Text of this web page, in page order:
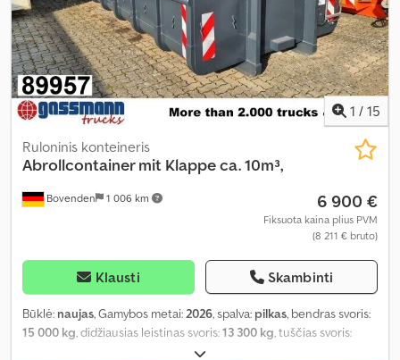
1 / 15
Bovenden 1 006 km
Ruloninis konteineris
Abrollcontainer mit Klappe ca. 10m³,
6 900 €
Fiksuota kaina plius PVM
(8 211 € bruto)
Klausti Skambinti
Būklė: naujas, Gamybos metai:2026, spalva: pilkas, bendras svoris:
15 000 kg, didžiausias leistinas svoris:13 300 kg, tuščias svoris:
10 m³